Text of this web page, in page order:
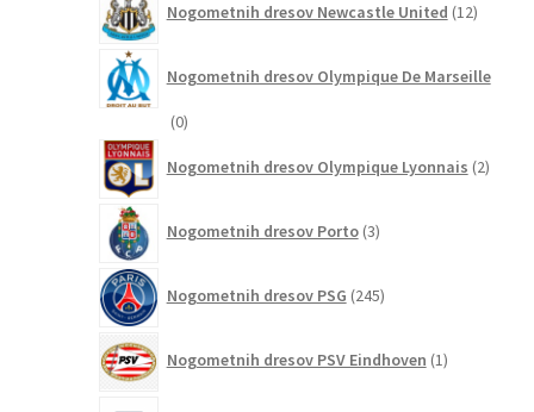
Nogometnih dresov Newcastle United 12izdelkov
Nogometnih dresov Olympique De Marseille
00
Nogometnih dresov Olympique Lyonnais 2izdelka
Nogometnih dresov Porto 3izdelki
Nogometnih dresov PSG 245izdelkov
Nogometnih dresov PSV Eindhoven 1izdelek